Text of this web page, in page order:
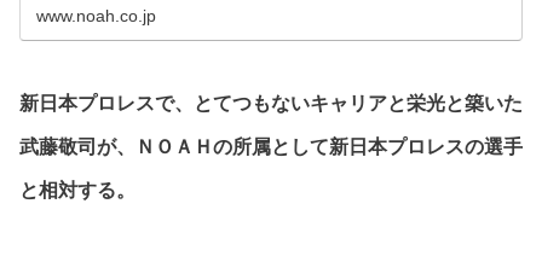
www.noah.co.jp
新日本プロレスで、とてつもないキャリアと栄光と築いた
武藤敬司が、ＮＯＡＨの所属として新日本プロレスの選手
と相対する。